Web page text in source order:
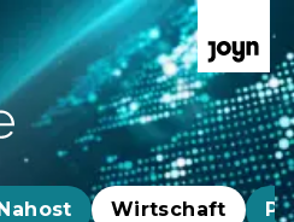
Wirtschaft